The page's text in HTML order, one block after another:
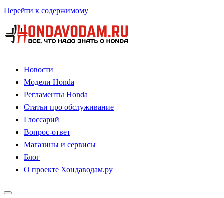
Перейти к содержимому
Новости
Модели Honda
Регламенты Honda
Статьи про обслуживание
Глоссарий
Вопрос-ответ
Магазины и сервисы
Блог
О проекте Хондаводам.ру